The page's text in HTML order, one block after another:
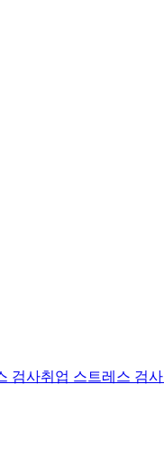
검사취업 스트레스 검사